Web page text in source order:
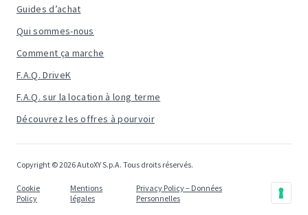
Guides d’achat
Qui sommes-nous
Comment ça marche
F.A.Q. DriveK
F.A.Q. sur la location à long terme
Découvrez les offres à pourvoir
Copyright © 2026 AutoXY S.p.A. Tous droits réservés.
Cookie
Policy
Mentions
légales
Privacy Policy – Données
Personnelles